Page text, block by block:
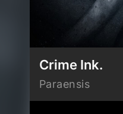
Crime Ink.
Paraensis